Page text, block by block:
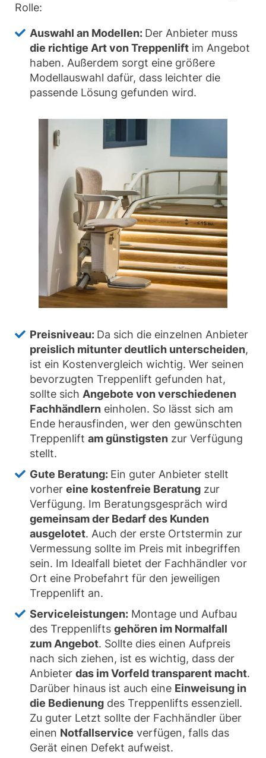
Rolle:
Auswahl an Modellen: Der Anbieter muss
die richtige Art von Treppenlift im Angebot
haben. Außerdem sorgt eine größere
Modellauswahl dafür, dass leichter die
passende Lösung gefunden wird.
Preisniveau: Da sich die einzelnen Anbieter
preislich mitunter deutlich unterscheiden,
ist ein Kostenvergleich wichtig. Wer seinen
bevorzugten Treppenlift gefunden hat,
sollte sich Angebote von verschiedenen
Fachhändlern einholen. So lässt sich am
Ende herausfinden, wer den gewünschten
Treppenlift am günstigsten zur Verfügung
stellt.
Gute Beratung: Ein guter Anbieter stellt
vorher eine kostenfreie Beratung zur
Verfügung. Im Beratungsgespräch wird
gemeinsam der Bedarf des Kunden
ausgelotet. Auch der erste Ortstermin zur
Vermessung sollte im Preis mit inbegriffen
sein. Im Idealfall bietet der Fachhändler vor
Ort eine Probefahrt für den jeweiligen
Treppenlift an.
Serviceleistungen: Montage und Aufbau
des Treppenlifts gehören im Normalfall
zum Angebot. Sollte dies einen Aufpreis
nach sich ziehen, ist es wichtig, dass der
Anbieter das im Vorfeld transparent macht.
Darüber hinaus ist auch eine Einweisung in
die Bedienung des Treppenlifts essenziell.
Zu guter Letzt sollte der Fachhändler über
einen Notfallservice verfügen, falls das
Gerät einen Defekt aufweist.